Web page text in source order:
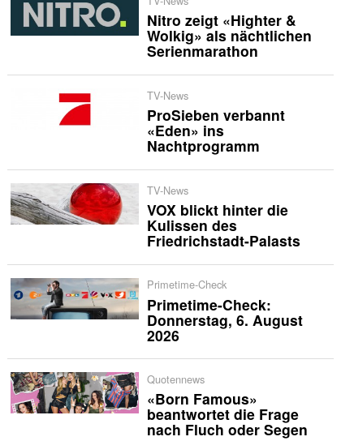
Nitro zeigt «Highter &
Wolkig» als nächtlichen
Serienmarathon
TV-News
ProSieben verbannt
«Eden» ins
Nachtprogramm
TV-News
VOX blickt hinter die
Kulissen des
Friedrichstadt-Palasts
Primetime-Check
Primetime-Check:
Donnerstag, 6. August
2026
Quotennews
«Born Famous»
beantwortet die Frage
nach Fluch oder Segen